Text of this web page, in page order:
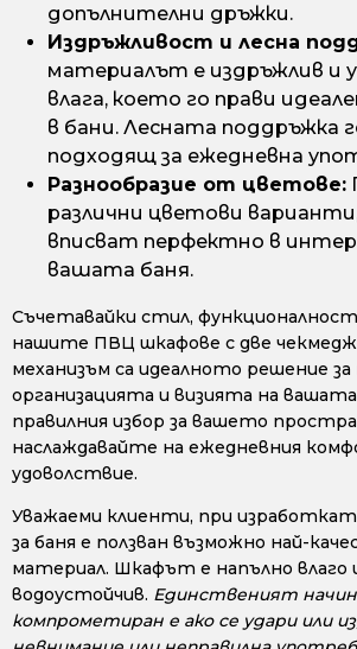
допълнителни дръжки.
Издръжливост и лесна
материалът е издръжлив и
влага, което го прави
в бани. Лесната поддръжка
подходящ за ежедневна
Разнообразие от цветове:
различни цветови
вписват перфектно в
вашата баня.
Съчетавайки стил,
нашите ПВЦ шкафове с две
механизъм са идеалното решение за
организацията и визията на
правилния избор за вашето
наслаждавайте на ежедневния
удоволствие.
Уважаеми клиенти, при
за баня е ползван възможно най-
материал. Шкафът е напълно влаго
водоустойчив. Единственият
компрометиран е ако се удари или